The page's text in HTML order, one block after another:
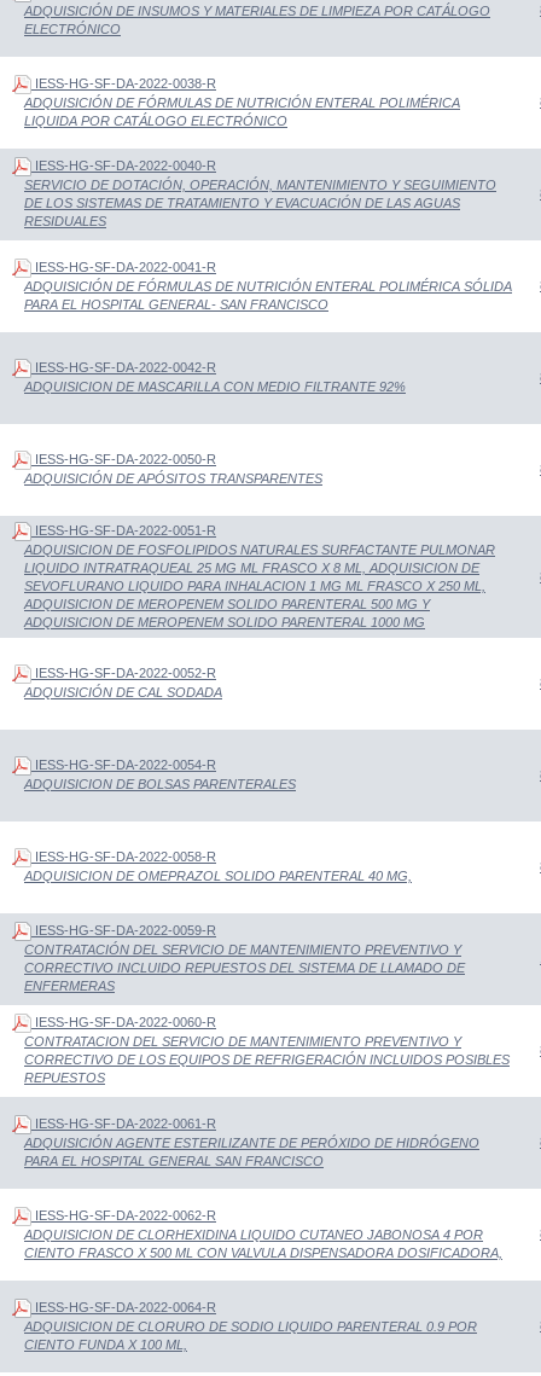
ADQUISICIÓN DE INSUMOS Y MATERIALES DE LIMPIEZA POR CATÁLOGO
ELECTRÓNICO
IESS-HG-SF-DA-2022-0038-R
ADQUISICIÓN DE FÓRMULAS DE NUTRICIÓN ENTERAL POLIMÉRICA
LIQUIDA POR CATÁLOGO ELECTRÓNICO
IESS-HG-SF-DA-2022-0040-R
SERVICIO DE DOTACIÓN, OPERACIÓN, MANTENIMIENTO Y SEGUIMIENTO
DE LOS SISTEMAS DE TRATAMIENTO Y EVACUACIÓN DE LAS AGUAS
RESIDUALES
IESS-HG-SF-DA-2022-0041-R
ADQUISICIÓN DE FÓRMULAS DE NUTRICIÓN ENTERAL POLIMÉRICA SÓLIDA
PARA EL HOSPITAL GENERAL- SAN FRANCISCO
IESS-HG-SF-DA-2022-0042-R
ADQUISICION DE MASCARILLA CON MEDIO FILTRANTE 92%
IESS-HG-SF-DA-2022-0050-R
ADQUISICIÓN DE APÓSITOS TRANSPARENTES
IESS-HG-SF-DA-2022-0051-R
ADQUISICION DE FOSFOLIPIDOS NATURALES SURFACTANTE PULMONAR
LIQUIDO INTRATRAQUEAL 25 MG ML FRASCO X 8 ML, ADQUISICION DE
SEVOFLURANO LIQUIDO PARA INHALACION 1 MG ML FRASCO X 250 ML,
ADQUISICION DE MEROPENEM SOLIDO PARENTERAL 500 MG Y
ADQUISICION DE MEROPENEM SOLIDO PARENTERAL 1000 MG
IESS-HG-SF-DA-2022-0052-R
ADQUISICIÓN DE CAL SODADA
IESS-HG-SF-DA-2022-0054-R
ADQUISICION DE BOLSAS PARENTERALES
IESS-HG-SF-DA-2022-0058-R
ADQUISICION DE OMEPRAZOL SOLIDO PARENTERAL 40 MG,
IESS-HG-SF-DA-2022-0059-R
CONTRATACIÓN DEL SERVICIO DE MANTENIMIENTO PREVENTIVO Y
CORRECTIVO INCLUIDO REPUESTOS DEL SISTEMA DE LLAMADO DE
ENFERMERAS
IESS-HG-SF-DA-2022-0060-R
CONTRATACION DEL SERVICIO DE MANTENIMIENTO PREVENTIVO Y
CORRECTIVO DE LOS EQUIPOS DE REFRIGERACIÓN INCLUIDOS POSIBLES
REPUESTOS
IESS-HG-SF-DA-2022-0061-R
ADQUISICIÓN AGENTE ESTERILIZANTE DE PERÓXIDO DE HIDRÓGENO
PARA EL HOSPITAL GENERAL SAN FRANCISCO
IESS-HG-SF-DA-2022-0062-R
ADQUISICION DE CLORHEXIDINA LIQUIDO CUTANEO JABONOSA 4 POR
CIENTO FRASCO X 500 ML CON VALVULA DISPENSADORA DOSIFICADORA,
IESS-HG-SF-DA-2022-0064-R
ADQUISICION DE CLORURO DE SODIO LIQUIDO PARENTERAL 0.9 POR
CIENTO FUNDA X 100 ML,